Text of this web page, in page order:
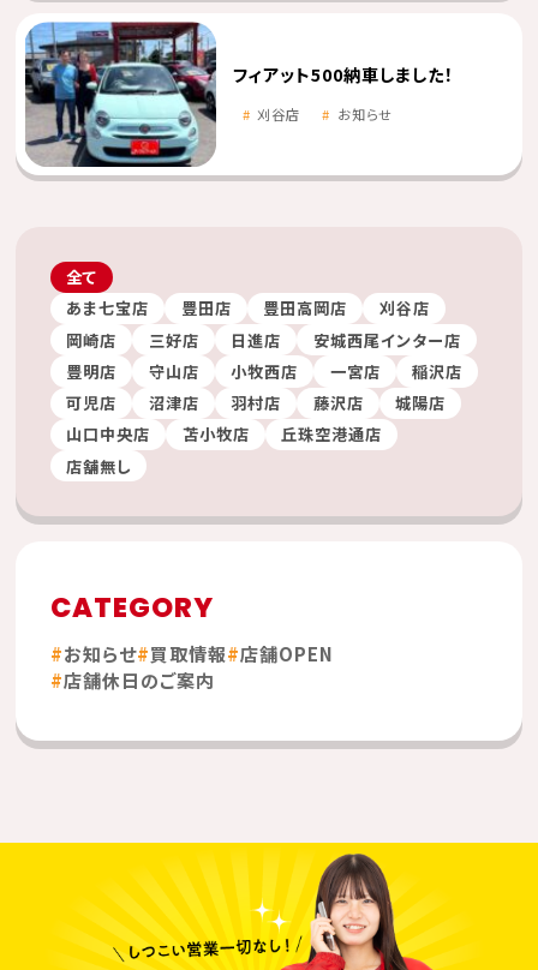
フィアット500納車しました！
刈谷店 お知らせ
全て
あま七宝店
豊田店 豊田高岡店
刈谷店
岡崎店
三好店 日進店
安城西尾インター店
豊明店
守山店 小牧西店 一宮店
稲沢店
可児店
沼津店 羽村店 藤沢店
城陽店
山口中央店
苫小牧店
丘珠空港通店
店舗無し
CATEGORY
お知らせ 買取情報 店舗OPEN
店舗休日のご案内